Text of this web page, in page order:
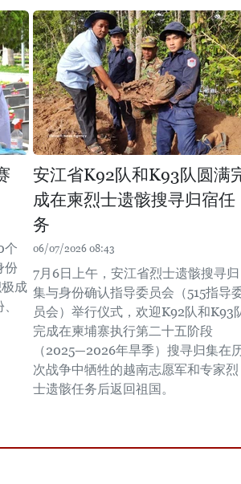
个
份
成
安江省K92队和K93队圆满
成在柬烈士遗骸搜寻归宿任
务
06/07/2026 08:43
7月6日上午，安江省烈士遗骸搜寻归
集与身份确认指导委员会（515指导
员会）举行仪式，欢迎K92队和K93
完成在柬埔寨执行第二十五阶段
（2025—2026年旱季）搜寻归集在
次战争中牺牲的越南志愿军和专家烈
士遗骸任务后返回祖国。